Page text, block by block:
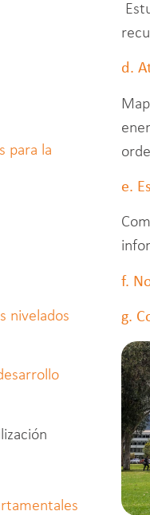
para la
nivelados
d.
e.
f.
g.